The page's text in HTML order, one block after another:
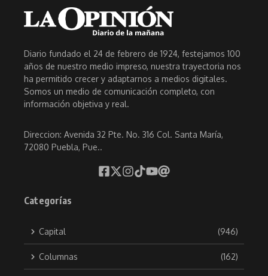
Diario fundado el 24 de febrero de 1924, festejamos 100
años de nuestro medio impreso, nuestra trayectoria nos
ha permitido crecer y adaptarnos a medios digitales.
Somos un medio de comunicación completo, con
información objetiva y real.
Direccion: Avenida 32 Pte. No. 316 Col. Santa María,
72080 Puebla, Pue..
Categorías
Capital (946)
Columnas (162)